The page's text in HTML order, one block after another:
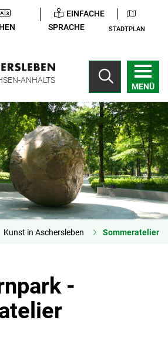
EINFACHE
SPRACHE
STADTPLAN
ANHALTS
MENÜ
Kunst in Aschersleben Sommeratelier
-